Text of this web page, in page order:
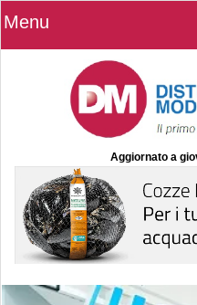
Menu
Aggiornato a